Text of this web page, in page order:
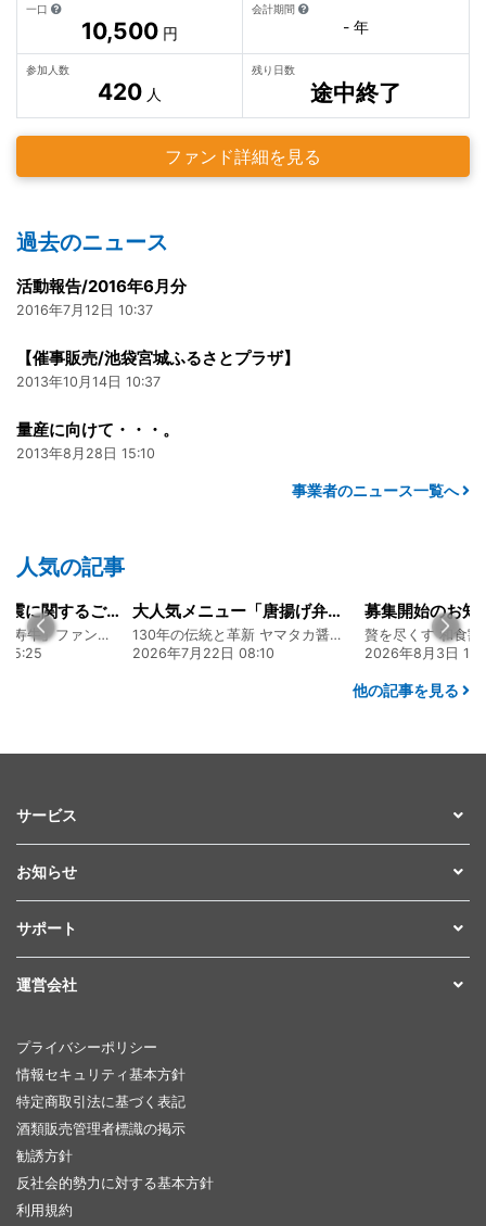
一口
10,500 円
会計期間
- 年
参加人数
420 人
残り日数
途中終了
ファンド詳細を見る
過去のニュース
活動報告/2016年6月分
2016年7月12日 10:37
【催事販売/池袋宮城ふるさとプラザ】
2013年10月14日 10:37
量産に向けて・・・。
2013年8月28日 15:10
事業者のニュース一覧へ
人気の記事
令和8年熊本地震に関するご報告
熊本 あか牛「延寿牛」ファンド2026
15:25
大人気メニュー「唐揚げ弁当」のレシピをご紹介します！
130年の伝統と革新 ヤマタカ醤油ファンド
2026年7月22日 08:10
募集開始のお知
贅を尽くす 和食
2026年8月3日
他の記事を見る
サービス
お知らせ
サポート
運営会社
プライバシーポリシー
情報セキュリティ基本方針
特定商取引法に基づく表記
酒類販売管理者標識の掲示
勧誘方針
反社会的勢力に対する基本方針
利用規約